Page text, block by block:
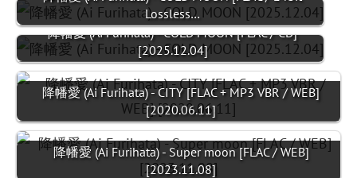
Lossless…
降幡愛 (Ai Furihata) - COLD MOON [FLAC / CD]
[2025.12.04]
降幡愛 (Ai Furihata) - CITY [FLAC + MP3 VBR / WEB]
[2020.06.11]
降幡愛 (Ai Furihata) - Super moon [FLAC / WEB]
[2023.11.08]